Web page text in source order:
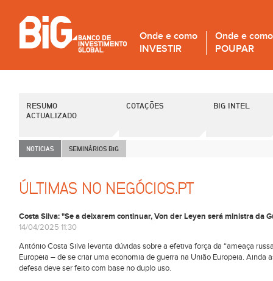
Onde e como
INVESTIR
Onde e como
POUPAR
RESUMO
ACTUALIZADO
COTAÇÕES BIG INTEL
NOTICIAS SEMINÁRIOS BiG
ÚLTIMAS NO NEGÓCIOS.PT
Costa Silva: "Se a deixarem continuar, Von der Leyen será ministra da
14/04/2025 11:30
António Costa Silva levanta dúvidas sobre a efetiva força da “ameaça
Europeia – de se criar uma economia de guerra na União Europeia.
defesa deve ser feito com base no duplo uso.